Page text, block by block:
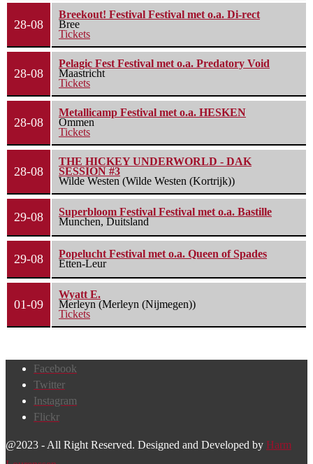
28-08
Breekout! Festival Festival met o.a. Di-rect
Bree
Tickets
28-08
Pelagic Fest Festival met o.a. Predatory Void
Maastricht
Tickets
28-08
Metallicamp Festival met o.a. HESKEN
Ommen
Tickets
28-08
THE HICKEY UNDERWORLD - DAK
SESSION #3
Wilde Westen (Wilde Westen (Kortrijk))
29-08
Superbloom Festival Festival met o.a. Bastille
Munchen, Duitsland
29-08
Popelucht Festival met o.a. Queen of Spades
Etten-Leur
01-09
Wyatt E.
Merleyn (Merleyn (Nijmegen))
Tickets
Facebook
Twitter
Instagram
Flickr
@2023 - All Right Reserved. Designed and Developed by Harm